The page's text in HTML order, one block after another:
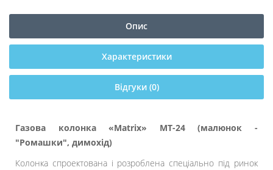
Опис
Характеристики
Відгуки (0)
Газова колонка «Matrix» МТ-24 (малюнок -
"Ромашки", димохід)
Колонка спроектована і розроблена спеціально під ринок